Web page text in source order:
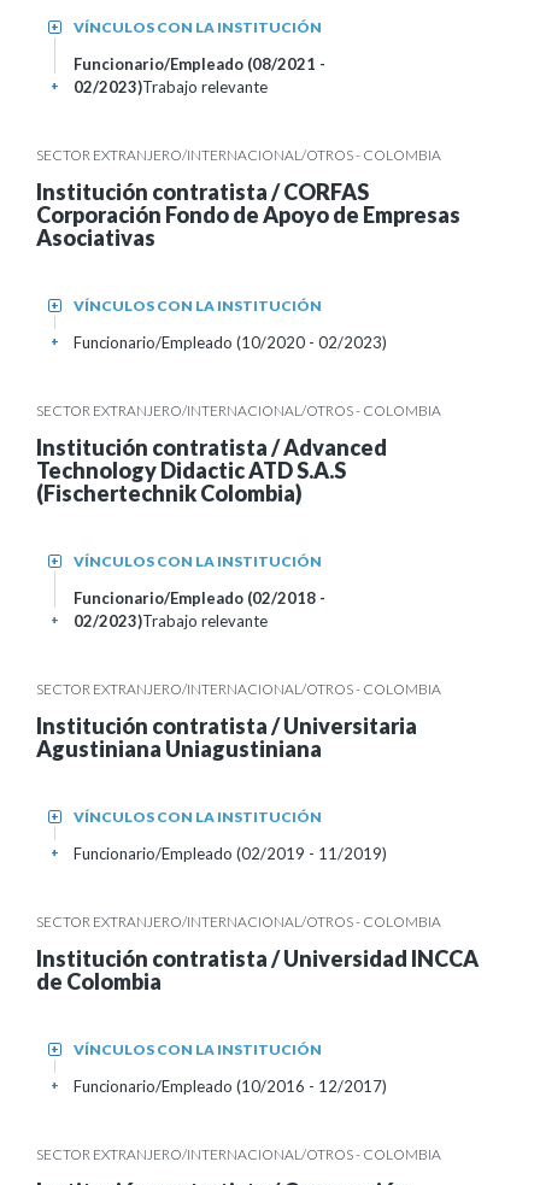
VÍNCULOS CON LA INSTITUCIÓN
+
Funcionario/Empleado (08/2021 -
02/2023)Trabajo relevante
+
SECTOR EXTRANJERO/INTERNACIONAL/OTROS - COLOMBIA
Institución contratista / CORFAS
Corporación Fondo de Apoyo de Empresas
Asociativas
VÍNCULOS CON LA INSTITUCIÓN
+
Funcionario/Empleado (10/2020 - 02/2023)
+
SECTOR EXTRANJERO/INTERNACIONAL/OTROS - COLOMBIA
Institución contratista / Advanced
Technology Didactic ATD S.A.S
(Fischertechnik Colombia)
VÍNCULOS CON LA INSTITUCIÓN
+
Funcionario/Empleado (02/2018 -
02/2023)Trabajo relevante
+
SECTOR EXTRANJERO/INTERNACIONAL/OTROS - COLOMBIA
Institución contratista / Universitaria
Agustiniana Uniagustiniana
VÍNCULOS CON LA INSTITUCIÓN
+
Funcionario/Empleado (02/2019 - 11/2019)
+
SECTOR EXTRANJERO/INTERNACIONAL/OTROS - COLOMBIA
Institución contratista / Universidad INCCA
de Colombia
VÍNCULOS CON LA INSTITUCIÓN
+
Funcionario/Empleado (10/2016 - 12/2017)
+
SECTOR EXTRANJERO/INTERNACIONAL/OTROS - COLOMBIA